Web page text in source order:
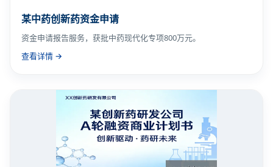
某中药创新药资金申请
资金申请报告服务，获批中药现代化专项800万元。
查看详情 →